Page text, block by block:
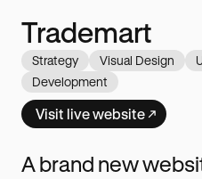
Trademart
Strategy Visual Design
Development
Visit live website
A brand new